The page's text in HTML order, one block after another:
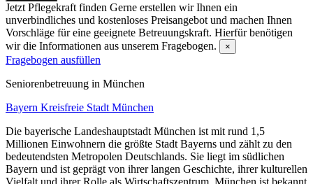
Jetzt Pflegekraft finden Gerne erstellen wir Ihnen ein
unverbindliches und kostenloses Preisangebot und machen Ihnen
Vorschläge für eine geeignete Betreuungskraft. Hierfür benötigen
wir die Informationen aus unserem Fragebogen.
×
Fragebogen ausfüllen
Senioren­betreuung in München
Bayern Kreisfreie Stadt München
Die bayerische Landeshauptstadt München ist mit rund 1,5
Millionen Einwohnern die größte Stadt Bayerns und zählt zu den
bedeutendsten Metropolen Deutschlands. Sie liegt im südlichen
Bayern und ist geprägt von ihrer langen Geschichte, ihrer kulturellen
Vielfalt und ihrer Rolle als Wirtschaftszentrum. München ist bekannt